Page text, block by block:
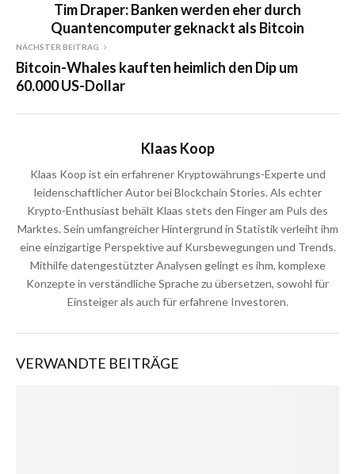
Tim Draper: Banken werden eher durch
Quantencomputer geknackt als Bitcoin
NÄCHSTER BEITRAG
Bitcoin-Whales kauften heimlich den Dip um
60.000 US-Dollar
Klaas Koop
Klaas Koop ist ein erfahrener Kryptowährungs-Experte und
leidenschaftlicher Autor bei Blockchain Stories. Als echter
Krypto-Enthusiast behält Klaas stets den Finger am Puls des
Marktes. Sein umfangreicher Hintergrund in Statistik verleiht ihm
eine einzigartige Perspektive auf Kursbewegungen und Trends.
Mithilfe datengestützter Analysen gelingt es ihm, komplexe
Konzepte in verständliche Sprache zu übersetzen, sowohl für
Einsteiger als auch für erfahrene Investoren.
VERWANDTE BEITRÄGE